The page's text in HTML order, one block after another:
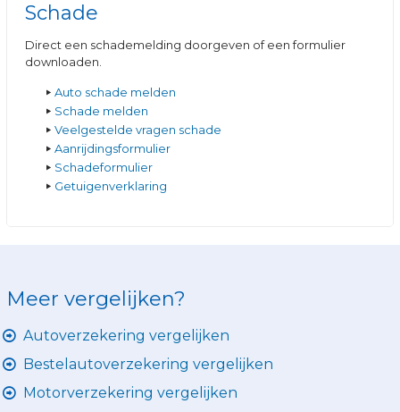
Schade
Direct een schademelding doorgeven of een formulier
downloaden.
Auto schade melden
Schade melden
Veelgestelde vragen schade
Aanrijdingsformulier
Schadeformulier
Getuigenverklaring
Meer vergelijken?
Autoverzekering vergelijken
Bestelautoverzekering vergelijken
Motorverzekering vergelijken